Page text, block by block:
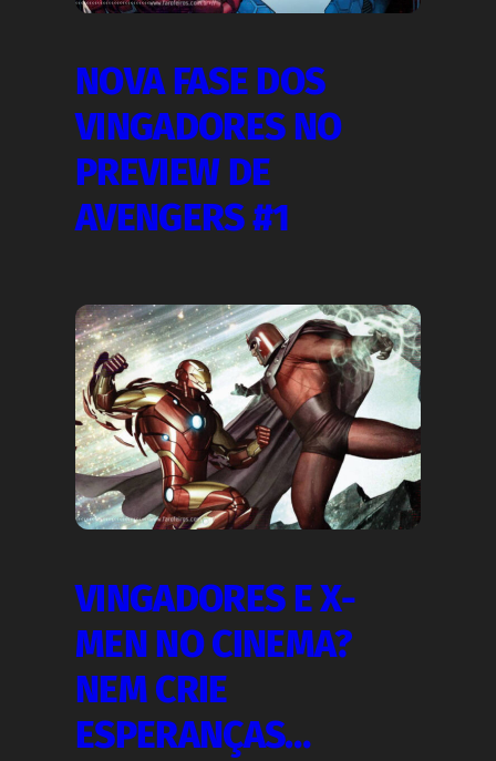
NOVA FASE DOS
VINGADORES NO
PREVIEW DE
AVENGERS #1
VINGADORES E X-
MEN NO CINEMA?
NEM CRIE
ESPERANÇAS…